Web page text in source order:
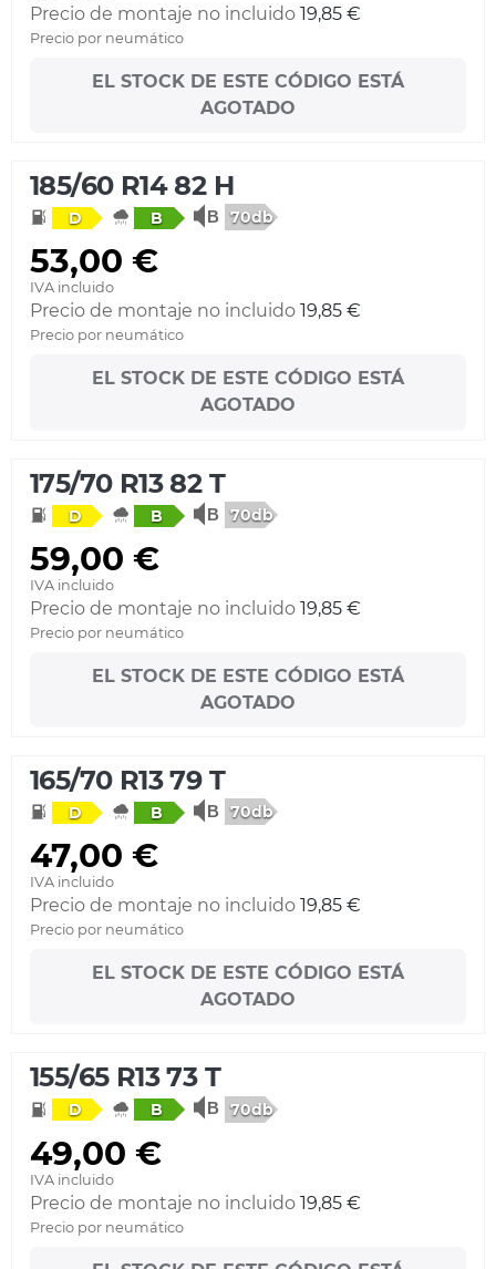
Precio de montaje no incluido 19,85 €
Precio por neumático
EL STOCK DE ESTE CÓDIGO ESTÁ
AGOTADO
185/60 R14 82 H
D B 70db
53,00 €
IVA incluido
Precio de montaje no incluido 19,85 €
Precio por neumático
EL STOCK DE ESTE CÓDIGO ESTÁ
AGOTADO
175/70 R13 82 T
D B 70db
59,00 €
IVA incluido
Precio de montaje no incluido 19,85 €
Precio por neumático
EL STOCK DE ESTE CÓDIGO ESTÁ
AGOTADO
165/70 R13 79 T
D B 70db
47,00 €
IVA incluido
Precio de montaje no incluido 19,85 €
Precio por neumático
EL STOCK DE ESTE CÓDIGO ESTÁ
AGOTADO
155/65 R13 73 T
D B 70db
49,00 €
IVA incluido
Precio de montaje no incluido 19,85 €
Precio por neumático